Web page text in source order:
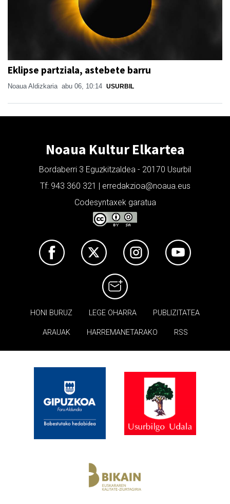
Eklipse partziala, astebete barru
Noaua Aldizkaria abu 06, 10:14 USURBIL
Noaua Kultur Elkartea
Bordaberri 3 Eguzkitzaldea - 20170 Usurbil
Tf: 943 360 321 | erredakzioa@noaua.eus
Codesyntaxek garatua
HONI BURUZ LEGE OHARRA PUBLIZITATEA
ARAUAK HARREMANETARAKO RSS